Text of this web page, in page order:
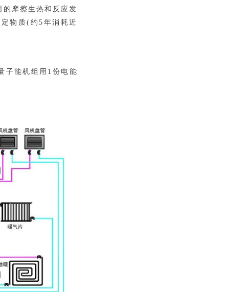
摩擦生热和反应发
物质(约5年消耗近
子能机组用1份电能